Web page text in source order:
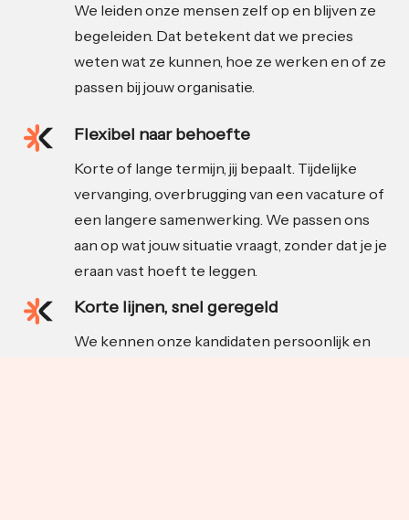
We leiden onze mensen zelf op en blijven ze
begeleiden. Dat betekent dat we precies
weten wat ze kunnen, hoe ze werken en of ze
passen bij jouw organisatie.
Flexibel naar behoefte
Korte of lange termijn, jij bepaalt. Tijdelijke
vervanging, overbrugging van een vacature of
een langere samenwerking. We passen ons
aan op wat jouw situatie vraagt, zonder dat je je
eraan vast hoeft te leggen.
Korte lijnen, snel geregeld
We kennen onze kandidaten persoonlijk en